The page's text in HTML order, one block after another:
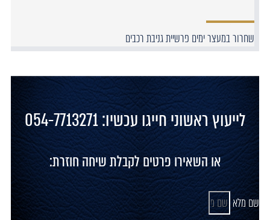
שחרור במעצר ימים פרשיית גניבת רכבים
לייעוץ ראשוני חייגו עכשיו: 054-7713271
או השאירו פרטים לקבלת שיחה חוזרת:
שם מלא